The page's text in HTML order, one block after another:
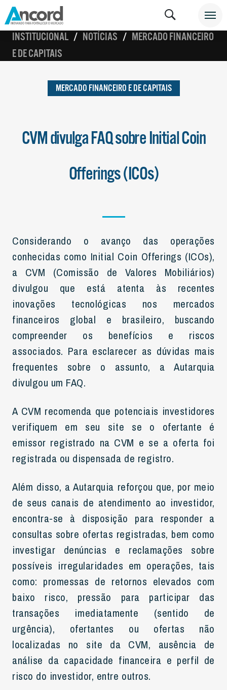
INSTITUCIONAL NOTÍCIAS
MERCADO FINANCEIRO
E DE CAPITAIS
MERCADO FINANCEIRO E DE CAPITAIS
CVM divulga FAQ sobre Initial Coin
Offerings (ICOs)
Considerando o avanço das operações
conhecidas como Initial Coin Offerings (ICOs),
a CVM (Comissão de Valores Mobiliários)
divulgou que está atenta às recentes
inovações tecnológicas nos mercados
financeiros global e brasileiro, buscando
compreender os benefícios e riscos
associados. Para esclarecer as dúvidas mais
frequentes sobre o assunto, a Autarquia
divulgou um FAQ.
A CVM recomenda que potenciais investidores
verifiquem em seu site se o ofertante é
emissor registrado na CVM e se a oferta foi
registrada ou dispensada de registro.
Além disso, a Autarquia reforçou que, por meio
de seus canais de atendimento ao investidor,
encontra-se à disposição para responder a
consultas sobre ofertas registradas, bem como
investigar denúncias e reclamações sobre
possíveis irregularidades em operações, tais
como: promessas de retornos elevados com
baixo risco, pressão para participar das
transações imediatamente (sentido de
urgência), ofertantes ou ofertas não
localizadas no site da CVM, ausência de
análise da capacidade financeira e perfil de
risco do investidor, entre outros.